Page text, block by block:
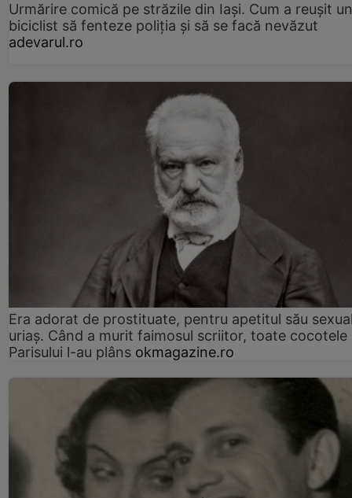
Urmărire comică pe străzile din Iași. Cum a reușit un
biciclist să fenteze poliția și să se facă nevăzut
adevarul.ro
Era adorat de prostituate, pentru apetitul său
uriaș. Când a murit faimosul scriitor, toate cocotele
Parisului l-au plâns okmagazine.ro